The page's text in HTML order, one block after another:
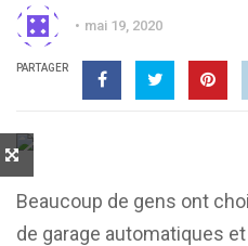
mai 19, 2020
PARTAGER
Beaucoup de gens ont
de garage automatiques